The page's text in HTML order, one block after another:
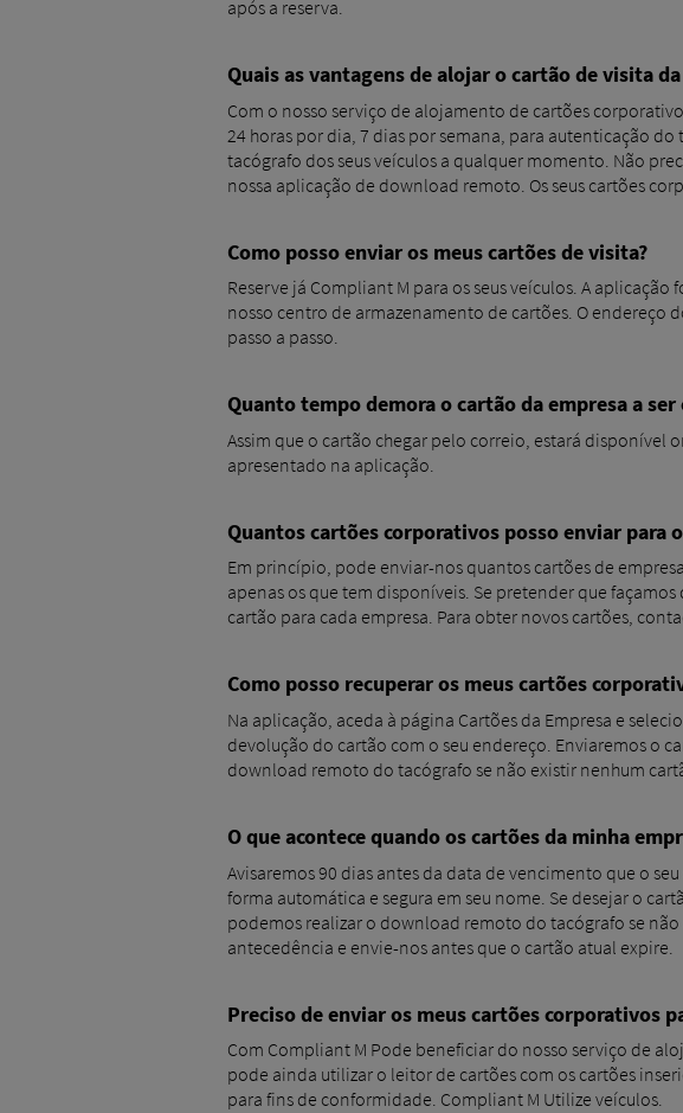
após a reserva.
Quais as vantagens de alojar o cartão de visita
Com o nosso serviço de alojamento de cartões
24 horas por dia, 7 dias por semana, para autenticação
tacógrafo dos seus veículos a qualquer momento. Não
nossa aplicação de download remoto. Os seus cartões
Como posso enviar os meus cartões de visita?
Reserve já Compliant M para os seus veículos. A
nosso centro de armazenamento de cartões. O endereço
passo a passo.
Quanto tempo demora o cartão da empresa a
Assim que o cartão chegar pelo correio, estará disponível
apresentado na aplicação.
Quantos cartões corporativos posso enviar para
Em princípio, pode enviar-nos quantos cartões de
apenas os que tem disponíveis. Se pretender que
cartão para cada empresa. Para obter novos cartões,
Como posso recuperar os meus cartões
Na aplicação, aceda à página Cartões da Empresa e
devolução do cartão com o seu endereço. Enviaremos o
download remoto do tacógrafo se não existir nenhum
O que acontece quando os cartões da minha
Avisaremos 90 dias antes da data de vencimento que o
forma automática e segura em seu nome. Se desejar o
podemos realizar o download remoto do tacógrafo se
antecedência e envie-nos antes que o cartão atual expire.
Preciso de enviar os meus cartões corporativos
Com Compliant M Pode beneficiar do nosso serviço de
pode ainda utilizar o leitor de cartões com os cartões
para fins de conformidade. Compliant M Utilize veículos.